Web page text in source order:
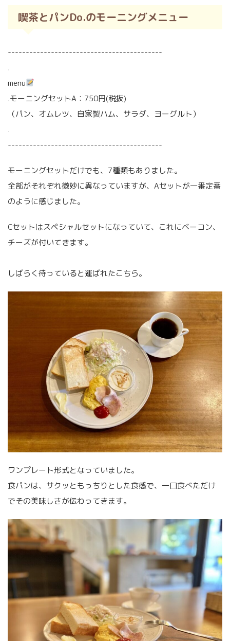
喫茶とパンDo.のモーニングメニュー
-------------------------------------------
.
menu
.モーニングセットA：750円(税抜)
（パン、オムレツ、自家製ハム、サラダ、ヨーグルト）
.
-------------------------------------------
モーニングセットだけでも、7種類もありました。
全部がそれぞれ微妙に異なっていますが、Aセットが一番定番
のように感じました。
Cセットはスペシャルセットになっていて、これにベーコン、
チーズが付いてきます。
しばらく待っていると運ばれたこちら。
ワンプレート形式となっていました。
食パンは、サクッともっちりとした食感で、一口食べただけ
でその美味しさが伝わってきます。